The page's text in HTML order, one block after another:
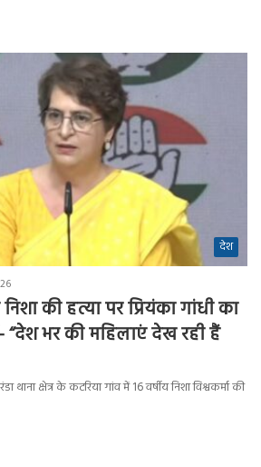
देश
की हत्या पर प्रियंका गांधी का
“देश भर की महिलाएं देख रही हैं
थाना क्षेत्र के कटरिया गांव में 16 वर्षीय निशा विश्वकर्मा की